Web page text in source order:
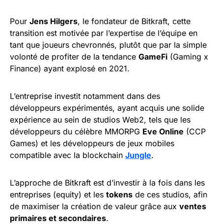
Pour Jens Hilgers, le fondateur de Bitkraft, cette
transition est motivée par l’expertise de l’équipe en
tant que joueurs chevronnés, plutôt que par la simple
volonté de profiter de la tendance GameFi (Gaming x
Finance) ayant explosé en 2021.
L’entreprise investit notamment dans des
développeurs expérimentés, ayant acquis une solide
expérience au sein de studios Web2, tels que les
développeurs du célèbre MMORPG Eve Online (CCP
Games) et les développeurs de jeux mobiles
compatible avec la blockchain Jungle.
L’approche de Bitkraft est d’investir à la fois dans les
entreprises (equity) et les tokens de ces studios, afin
de maximiser la création de valeur grâce aux ventes
primaires et secondaires.